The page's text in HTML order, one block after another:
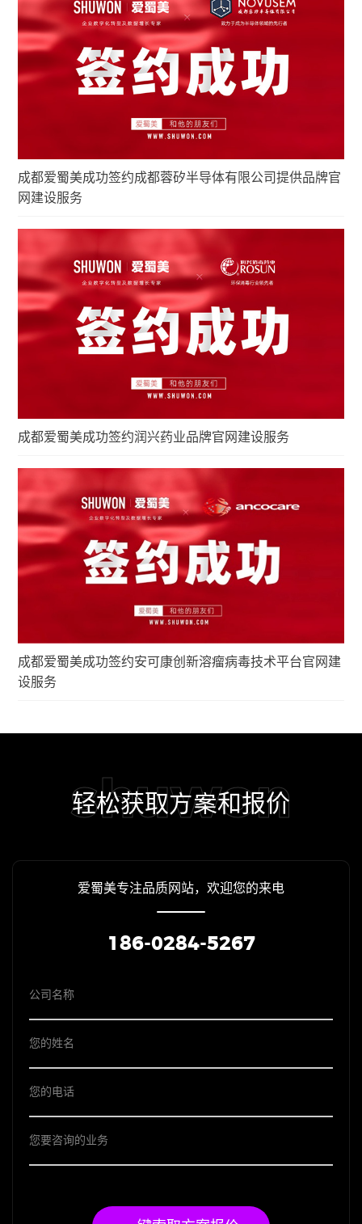
成都爱蜀美成功签约成都蓉矽半导体有限公司提供品牌官
网建设服务
成都爱蜀美成功签约润兴药业品牌官网建设服务
成都爱蜀美成功签约安可康创新溶瘤病毒技术平台官网建
设服务
shuwon
轻松获取方案和报价
爱蜀美专注品质网站，欢迎您的来电
186-0284-5267